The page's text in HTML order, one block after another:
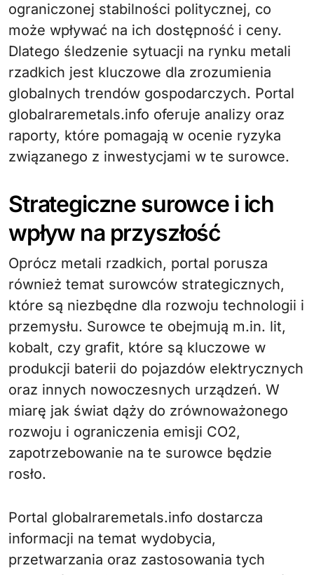
ograniczonej stabilności politycznej, co
może wpływać na ich dostępność i ceny.
Dlatego śledzenie sytuacji na rynku metali
rzadkich jest kluczowe dla zrozumienia
globalnych trendów gospodarczych. Portal
globalraremetals.info oferuje analizy oraz
raporty, które pomagają w ocenie ryzyka
związanego z inwestycjami w te surowce.
Strategiczne surowce i ich
wpływ na przyszłość
Oprócz metali rzadkich, portal porusza
również temat surowców strategicznych,
które są niezbędne dla rozwoju technologii i
przemysłu. Surowce te obejmują m.in. lit,
kobalt, czy grafit, które są kluczowe w
produkcji baterii do pojazdów elektrycznych
oraz innych nowoczesnych urządzeń. W
miarę jak świat dąży do zrównoważonego
rozwoju i ograniczenia emisji CO2,
zapotrzebowanie na te surowce będzie
rosło.
Portal globalraremetals.info dostarcza
informacji na temat wydobycia,
przetwarzania oraz zastosowania tych